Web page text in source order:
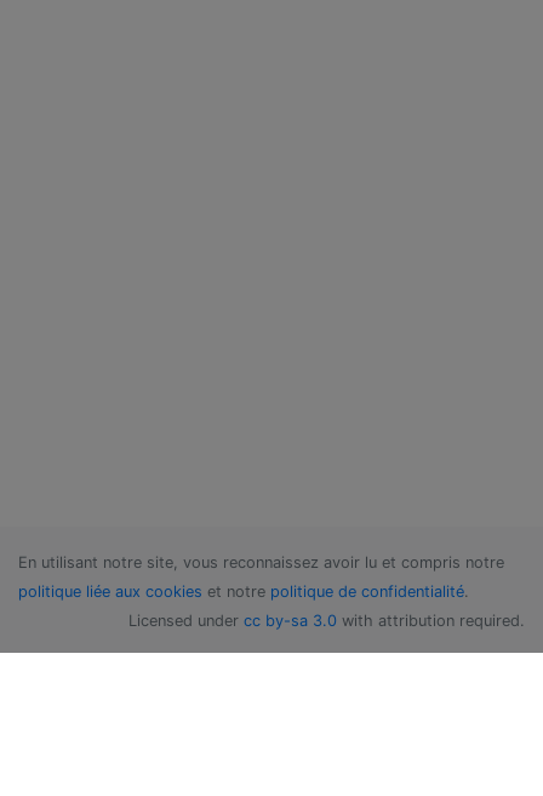
En utilisant notre site, vous reconnaissez avoir lu et compris notre
politique liée aux cookies et notre politique de confidentialité.
Licensed under cc by-sa 3.0 with attribution required.